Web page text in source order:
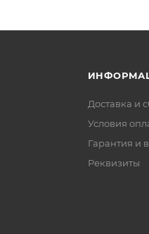
Доставка и
Условия
Гарантия и
Реквизиты